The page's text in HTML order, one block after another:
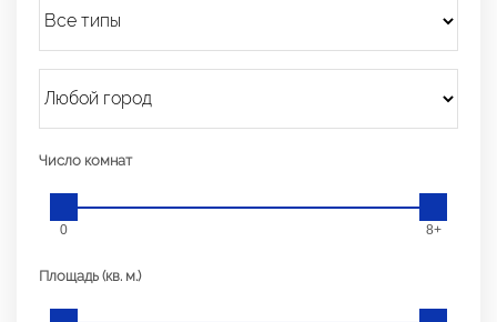
Число комнат
0 8+
Площадь (кв. м.)